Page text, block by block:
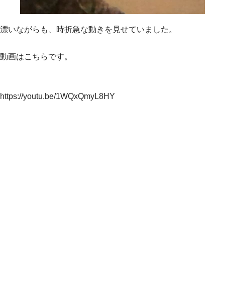
漂いながらも、時折急な動きを見せていました。
動画はこちらです。
https://youtu.be/1WQxQmyL8HY